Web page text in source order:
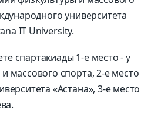
университета
IT University.
спартакиады 1-е место - у
массового спорта, 2-е место
«Астана», 3-е место